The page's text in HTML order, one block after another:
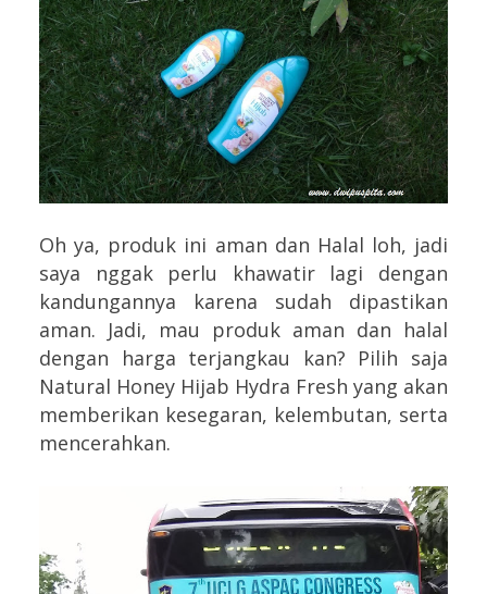
Oh ya, produk ini aman dan Halal loh, jadi
saya nggak perlu khawatir lagi dengan
kandungannya karena sudah dipastikan
aman. Jadi, mau produk aman dan halal
dengan harga terjangkau kan? Pilih saja
Natural Honey Hijab Hydra Fresh yang akan
memberikan kesegaran, kelembutan, serta
mencerahkan.